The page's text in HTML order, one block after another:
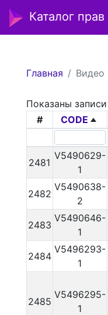
Каталог прав
Главная Видео
Показаны записи
#
CODE
2481
V5490629-
1
2482
V5490638-
2
2483
V5490646-
1
2484
V5496293-
1
2485
V5496295-
1